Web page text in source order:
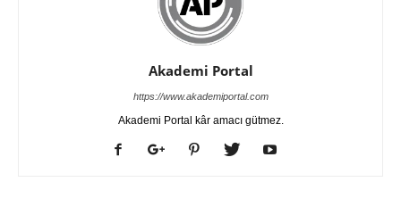
Akademi Portal
https://www.akademiportal.com
Akademi Portal kâr amacı gütmez.